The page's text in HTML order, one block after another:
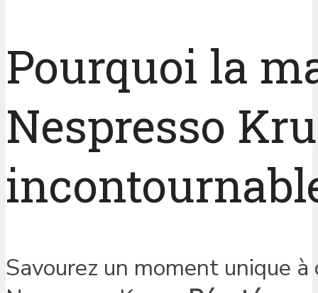
Pourquoi la
Nespresso
Savourez un moment unique